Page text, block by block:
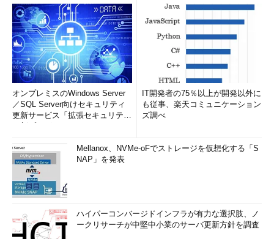
オンプレミスのWindows Server
／SQL Server向けセキュリティ
更新サービス「拡張セキュリティ
IT開発者の75％以上が開発以外に
も従事、楽天コミュニケーション
ズ調べ
Mellanox、NVMe-oFでストレージを仮想化する「S
NAP」を発表
ハイパーコンバージドインフラが有力な選択肢、ノ
ークリサーチが中堅中小業のサーバ更新方針を調査